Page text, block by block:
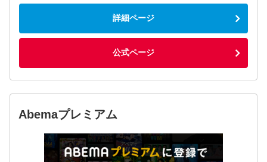
詳細ページ
公式ページ
Abemaプレミアム